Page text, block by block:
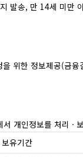
발송, 만 14세 미만
위한 정보제공(금
개인정보를 처리 ·
보유기간